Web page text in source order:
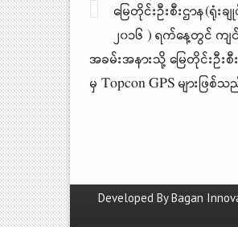
မြေတိုင်းဦးစီးဌာန(ရုံ
၂၀၁၆ ) ရက်နေ့တွင် ကျ
အခမ်းအနားသို့ မြေတိုင်းဦးစီ
မှ Topcon GPS များဖြ
Developed ByBagan